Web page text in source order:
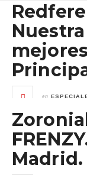
en
Madrid.